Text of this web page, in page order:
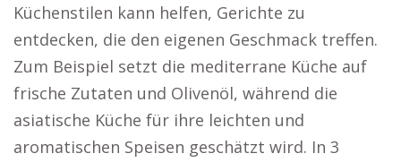
Küchenstilen kann helfen, Gerichte zu
entdecken, die den eigenen Geschmack treffen.
Zum Beispiel setzt die mediterrane Küche auf
frische Zutaten und Olivenöl, während die
asiatische Küche für ihre leichten und
aromatischen Speisen geschätzt wird. In 3